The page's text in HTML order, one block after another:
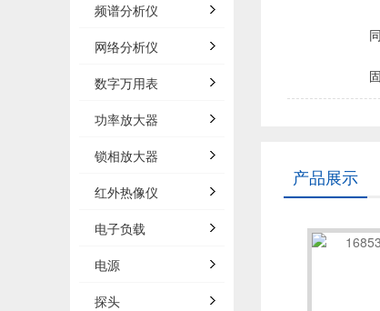
频谱分析仪
网络分析仪
数字万用表
功率放大器
锁相放大器
红外热像仪
电子负载
电源
探头
产品展示